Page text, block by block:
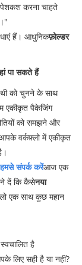
करना चाहते
हैं। आधुनिकफ़ोल्डर
पा सकते हैं
को चुनने के साथ
एकीकृत पैकेजिंग
को समझने और
वर्कफ़्लो में एकीकृत
हमसे संपर्क करेंआज एक
दें कि कैसेनया
एक साथ कुछ महान
है
लिए सही है या नहीं?